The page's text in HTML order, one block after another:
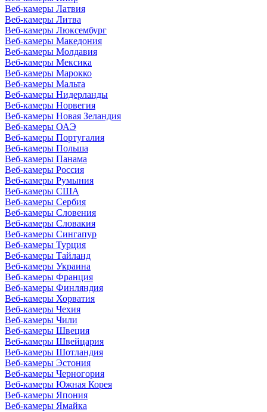
Веб-камеры Латвия
Веб-камеры Литва
Веб-камеры Люксембург
Веб-камеры Македония
Веб-камеры Молдавия
Веб-камеры Мексика
Веб-камеры Марокко
Веб-камеры Мальта
Веб-камеры Нидерланды
Веб-камеры Норвегия
Веб-камеры Новая Зеландия
Веб-камеры ОАЭ
Веб-камеры Португалия
Веб-камеры Польша
Веб-камеры Панама
Веб-камеры Россия
Веб-камеры Румыния
Веб-камеры США
Веб-камеры Сербия
Веб-камеры Словения
Веб-камеры Словакия
Веб-камеры Сингапур
Веб-камеры Турция
Веб-камеры Тайланд
Веб-камеры Украина
Веб-камеры Франция
Веб-камеры Финляндия
Веб-камеры Хорватия
Веб-камеры Чехия
Веб-камеры Чили
Веб-камеры Швеция
Веб-камеры Швейцария
Веб-камеры Шотландия
Веб-камеры Эстония
Веб-камеры Черногория
Веб-камеры Южная Корея
Веб-камеры Япония
Веб-камеры Ямайка